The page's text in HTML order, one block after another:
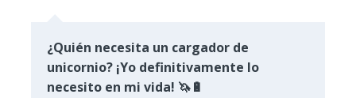
¿Quién necesita un cargador de
unicornio? ¡Yo definitivamente lo
necesito en mi vida! 🦄🔋